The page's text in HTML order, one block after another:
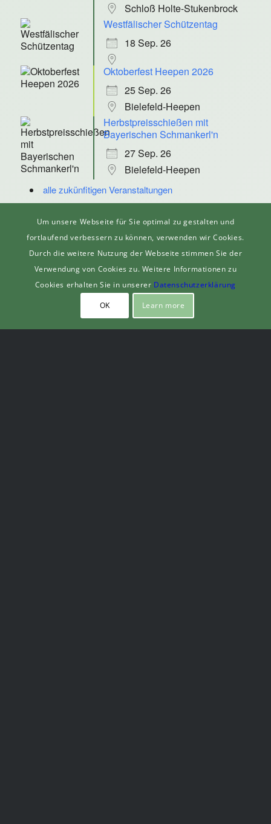
Schloß Holte-Stukenbrock
Westfälischer Schützentag
18 Sep. 26
Oktoberfest Heepen 2026
25 Sep. 26
Bielefeld-Heepen
Herbstpreisschießen mit
Bayerischen Schmankerl'n
27 Sep. 26
Bielefeld-Heepen
alle zukünfitigen Veranstaltungen
📅 Kalender abonnieren
VEREINSSHOP
Um unsere Webseite für Sie optimal zu gestalten und
fortlaufend verbessern zu können, verwenden wir Cookies.
Durch die weitere Nutzung der Webseite stimmen Sie der
Verwendung von Cookies zu. Weitere Informationen zu
Cookies erhalten Sie in unserer Datenschutzerklärung
OK Learn more